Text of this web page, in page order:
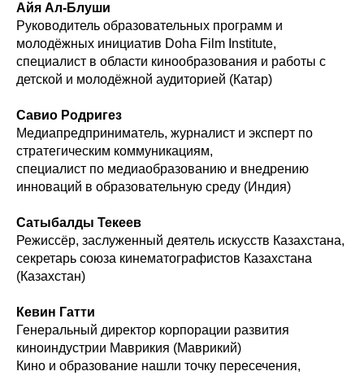
Айя Ал-Блуши
Руководитель образовательных программ и
молодёжных инициатив Doha Film Institute,
специалист в области кинообразования и работы с
детской и молодёжной аудиторией (Катар)
Савио Родригез
Медиапредприниматель, журналист и эксперт по
стратегическим коммуникациям,
специалист по медиаобразованию и внедрению
инноваций в образовательную среду (Индия)
Сатыбалды Текеев
Режиссёр, заслуженный деятель искусств Казахстана,
секретарь союза кинематографистов Казахстана
(Казахстан)
Кевин Гатти
Генеральный директор корпорации развития
киноиндустрии Маврикия (Маврикий)
Кино и образование нашли точку пересечения,